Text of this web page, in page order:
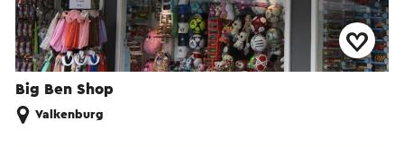
Big Ben Shop
Valkenburg